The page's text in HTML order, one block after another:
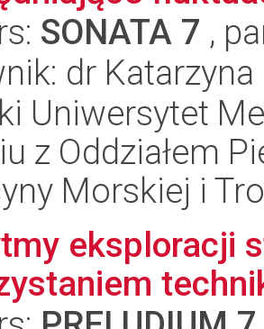
SONATA 7 ,
dr
Uniwersytet
z Oddziałem
Morskiej i
eksploracji